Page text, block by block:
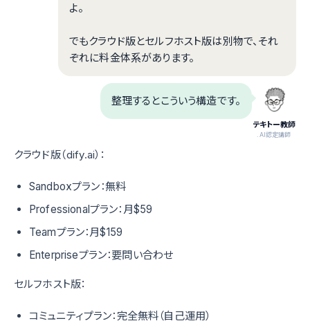
よ。
でもクラウド版とセルフホスト版は別物で、それ
ぞれに料金体系があります。
テキトー教師
.AI認定講師
整理するとこういう構造です。
クラウド版（dify.ai）：
Sandboxプラン：無料
Professionalプラン：月$59
Teamプラン：月$159
Enterpriseプラン：要問い合わせ
セルフホスト版：
コミュニティプラン：完全無料（自己運用）